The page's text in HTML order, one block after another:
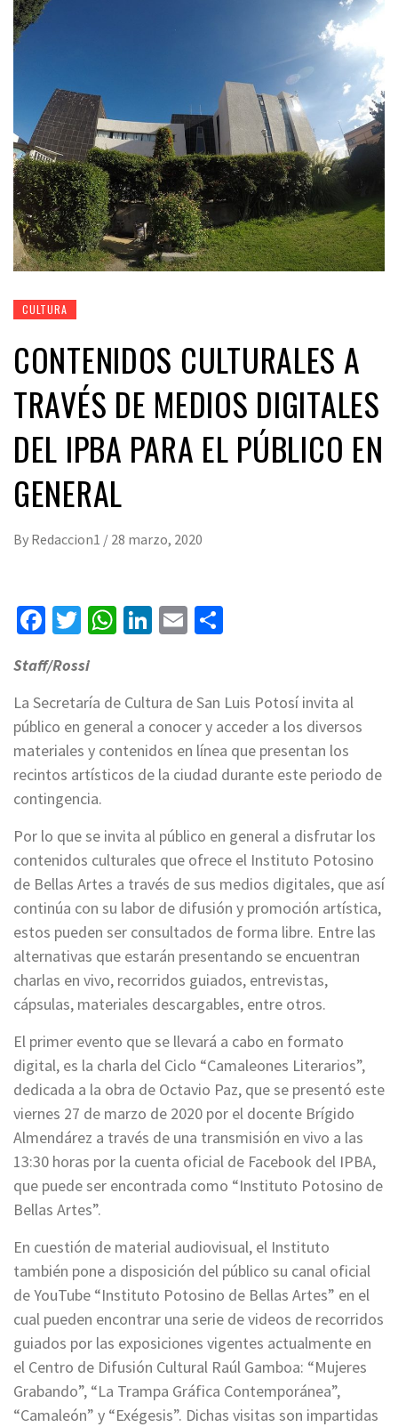
CULTURA
CONTENIDOS CULTURALES A
TRAVÉS DE MEDIOS DIGITALES
DEL IPBA PARA EL PÚBLICO EN
GENERAL
By Redaccion1 / 28 marzo, 2020
Facebook
Twitter
WhatsApp
LinkedIn
Email
Staff/Rossi
La Secretaría de Cultura de San Luis Potosí invita al
público en general a conocer y acceder a los diversos
materiales y contenidos en línea que presentan los
recintos artísticos de la ciudad durante este periodo de
contingencia.
Por lo que se invita al público en general a disfrutar los
contenidos culturales que ofrece el Instituto Potosino
de Bellas Artes a través de sus medios digitales, que así
continúa con su labor de difusión y promoción artística,
estos pueden ser consultados de forma libre. Entre las
alternativas que estarán presentando se encuentran
charlas en vivo, recorridos guiados, entrevistas,
cápsulas, materiales descargables, entre otros.
El primer evento que se llevará a cabo en formato
digital, es la charla del Ciclo “Camaleones Literarios”,
dedicada a la obra de Octavio Paz, que se presentó este
viernes 27 de marzo de 2020 por el docente Brígido
Almendárez a través de una transmisión en vivo a las
13:30 horas por la cuenta oficial de Facebook del IPBA,
que puede ser encontrada como “Instituto Potosino de
Bellas Artes”.
En cuestión de material audiovisual, el Instituto
también pone a disposición del público su canal oficial
de YouTube “Instituto Potosino de Bellas Artes” en el
cual pueden encontrar una serie de videos de recorridos
guiados por las exposiciones vigentes actualmente en
el Centro de Difusión Cultural Raúl Gamboa: “Mujeres
Grabando”, “La Trampa Gráfica Contemporánea”,
“Camaleón” y “Exégesis”. Dichas visitas son impartidas